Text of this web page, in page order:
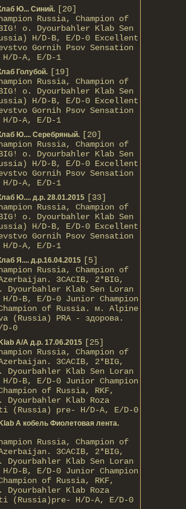
Ю... Синий. [20]
Russia, Champion of
о. Dyourbahler Klab Sen
H/D-B, E/D-0 Excellent
Gornih Psov Sensation
D-A, E/D-1
Голубой. [19]
Russia, Champion of
о. Dyourbahler Klab Sen
H/D-B, E/D-0 Excellent
Gornih Psov Sensation
D-A, E/D-1
Ю.... Серебряный. [20]
Russia, Champion of
о. Dyourbahler Klab Sen
H/D-B, E/D-0 Excellent
Gornih Psov Sensation
D-A, E/D-1
Ю.... д.р. 28.01.2015 [33]
Russia, Champion of
о. Dyourbahler Klab Sen
H/D-B, E/D-0 Excellent
Gornih Psov Sensation
D-A, E/D-1
Я.... д.р.16.04.2015 [5]
Russia, Champion of
3CACIB, 2*BIG,
Dyourbahler Klab Sen Loran
D-B, E/D-0 Junior Champion
of Russia. м. Alpine
(Russia) PRA - здорова.
0
A/А д.р. 17.06.2015 [25]
Russia, Champion of
3CACIB, 2*BIG,
Dyourbahler Klab Sen Loran
D-B, E/D-0 Junior Champion
of Russia, RKF,
Dyourbahler Klab Roza
(Russia) pre- H/D-A, E/D-0
A кобель Фиолетовая лента.
Russia, Champion of
3CACIB, 2*BIG,
Dyourbahler Klab Sen Loran
D-B, E/D-0 Junior Champion
of Russia, RKF,
Dyourbahler Klab Roza
(Russia)pre- H/D-A, E/D-0